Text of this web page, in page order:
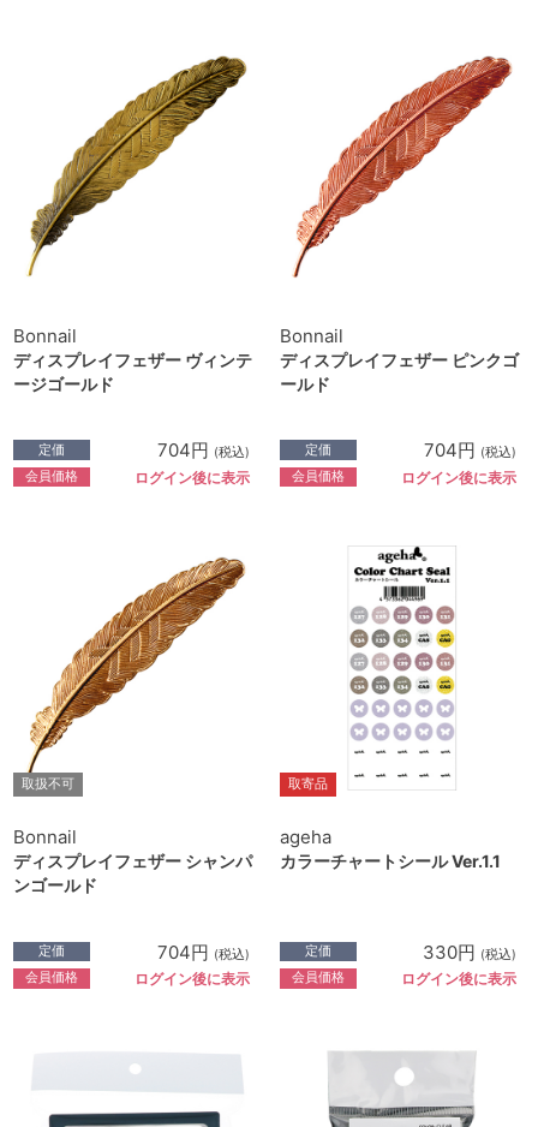
Bonnail
ディスプレイフェザー ヴィンテ
ージゴールド
定価 704円 (税込)
会員価格 ログイン後に表示
Bonnail
ディスプレイフェザー ピンクゴ
ールド
定価 704円 (税込)
会員価格 ログイン後に表示
取扱不可
Bonnail
ディスプレイフェザー シャンパ
ンゴールド
定価 704円 (税込)
会員価格 ログイン後に表示
取寄品
ageha
カラーチャートシール Ver.1.1
定価 330円 (税込)
会員価格 ログイン後に表示